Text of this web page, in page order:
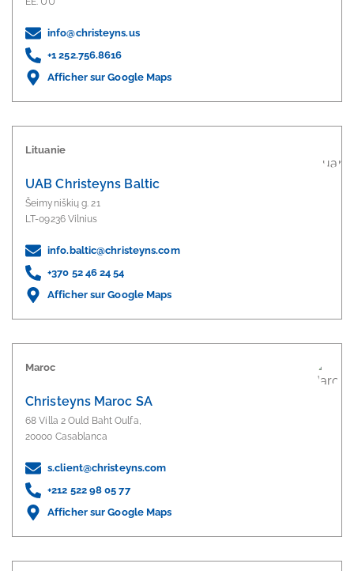
info@christeyns.us
+1 252.756.8616
Afficher sur Google Maps
Lituanie
UAB Christeyns Baltic
Šeimyniškių g. 21
LT-09236 Vilnius
info.baltic@christeyns.com
+370 52 46 24 54
Afficher sur Google Maps
Maroc
Christeyns Maroc SA
68 Villa 2 Ould Baht Oulfa,
20000 Casablanca
s.client@christeyns.com
+212 522 98 05 77
Afficher sur Google Maps